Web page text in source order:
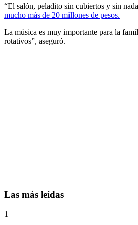
“El salón, peladito sin cubiertos y sin
mucho más de 20 millones de pesos.
La música es muy importante para la
rotativos”, aseguró.
Las más leídas
1